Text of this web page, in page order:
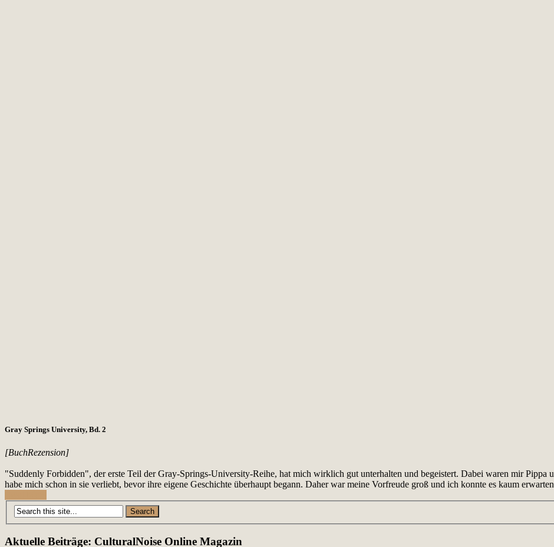
Gray Springs University, Bd. 2
[BuchRezension]
"Suddenly Forbidden", der erste Teil der Gray-Springs-University-Reihe, hat mich wirklich gut unterhalten und begeistert. Dabei waren mir Pippa
habe mich schon in sie verliebt, bevor ihre eigene Geschichte überhaupt begann. Daher war meine Vorfreude groß und ich konnte es kaum
Posts
navigation
Aktuelle Beiträge: CulturalNoise Online Magazin